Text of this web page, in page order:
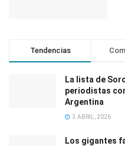
Tendencias
La lista de
periodistas
Argentina
3 ABRIL, 2026
Los gigantes